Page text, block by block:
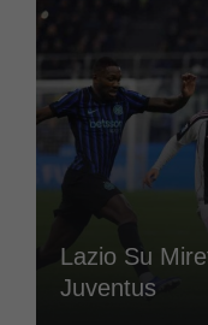
Lazio Su
Juventus